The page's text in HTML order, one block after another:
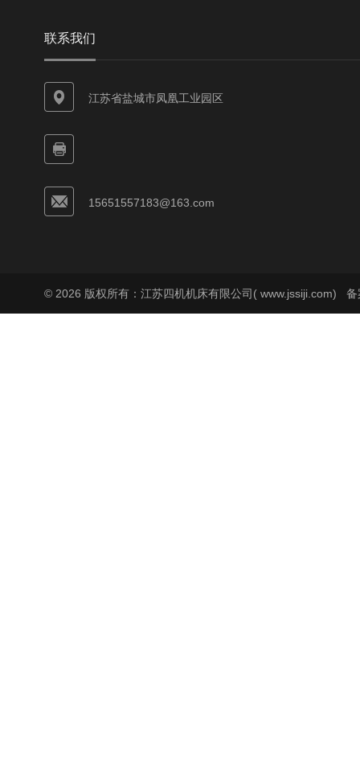
联系我们
江苏省盐城市凤凰工业园区
15651557183@163.com
© 2026 版权所有：江苏四机机床有限公司( www.jssiji.com) 备